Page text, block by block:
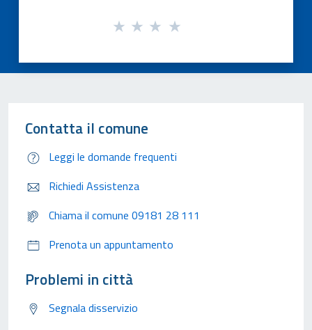
Contatta il comune
Leggi le domande frequenti
Richiedi Assistenza
Chiama il comune 09181 28 111
Prenota un appuntamento
Problemi in città
Segnala disservizio